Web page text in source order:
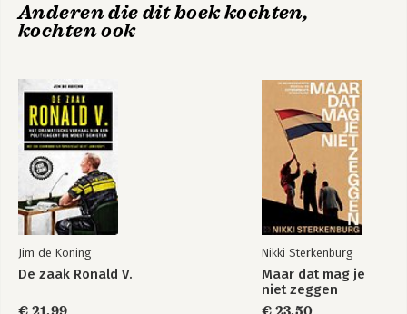
Laura H.
Bekijk alle boeken
Anderen die dit boek kochten,
kochten ook
Jim de Koning
De zaak Ronald V.
Nikki Sterkenburg
Maar dat mag je
niet zeggen